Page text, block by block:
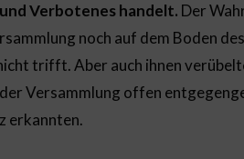
Verbotenes handelt. Der
noch auf dem Boden
trifft. Aber auch ihnen
Versammlung offen
erkannten.